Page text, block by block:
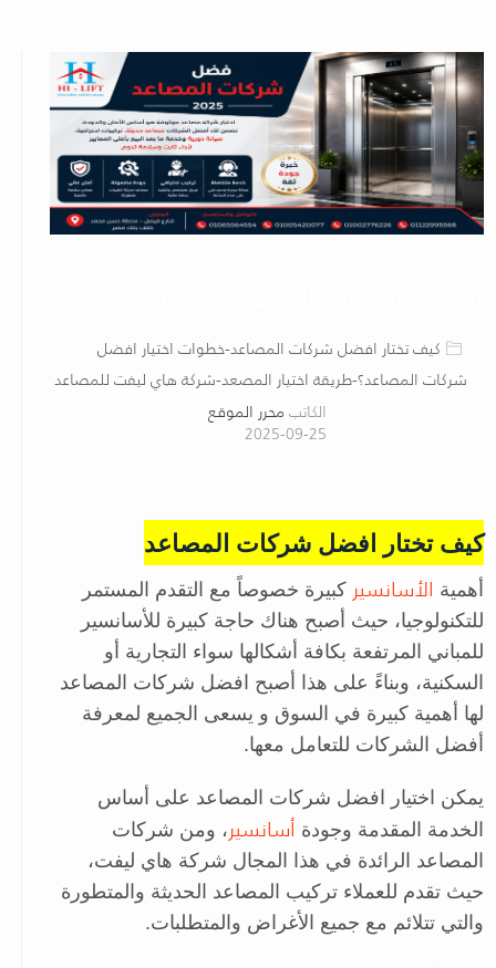
كيف تختار افضل شركات المصاعد-خطوات اختيار افضل
شركات المصاعد؟-طريقة اختيار المصعد-شركة هاي ليفت للمصاعد
الكاتبمحرر الموقع
2025-09-25
كيف تختار افضل شركات المصاعد
أهمية الأسانسير كبيرة خصوصاً مع التقدم المستمر
للتكنولوجيا، حيث أصبح هناك حاجة كبيرة للأسانسير
للمباني المرتفعة بكافة أشكالها سواء التجارية أو
السكنية، وبناءً على هذا أصبح افضل شركات المصاعد
لها أهمية كبيرة في السوق و يسعى الجميع لمعرفة
أفضل الشركات للتعامل معها.
يمكن اختيار افضل شركات المصاعد على أساس
الخدمة المقدمة وجودة أسانسير، ومن شركات
المصاعد الرائدة في هذا المجال شركة هاي ليفت،
حيث تقدم للعملاء تركيب المصاعد الحديثة والمتطورة
والتي تتلائم مع جميع الأغراض والمتطلبات.